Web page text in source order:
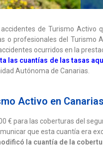
de Turismo Activo
o profesionales del Turismo
ocurridos en la
las cuantías de las tasas
Autónoma de Canarias.
Activo en
€ para las coberturas del
que esta cuantía era
la cuantía de la